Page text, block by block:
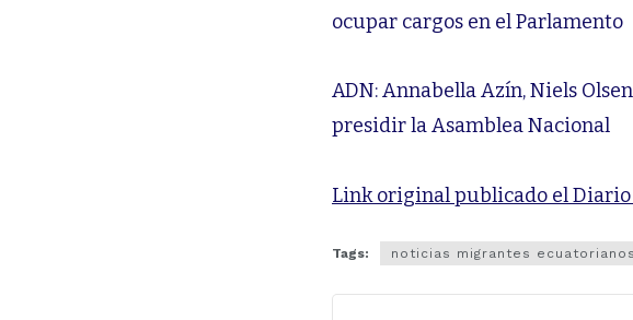
ocupar cargos en el Parlamento
ADN: Annabella Azín, Niels
presidir la Asamblea Nacional
Link original publicado el
Tags: noticias migrantes ecuatorianos